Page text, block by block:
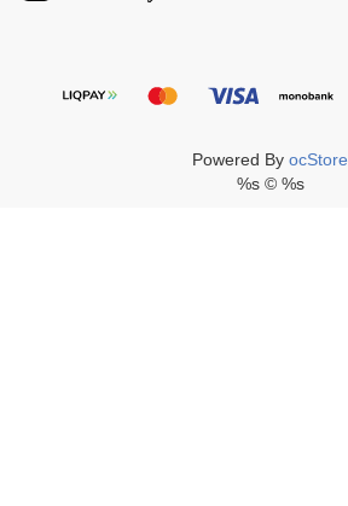
Powered ByocStore
%s © %s